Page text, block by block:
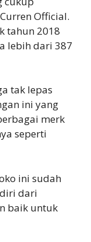
Official.
tahun 2018
lebih dari 387
tak lepas
ini yang
merk
seperti
ini sudah
dari
baik untuk